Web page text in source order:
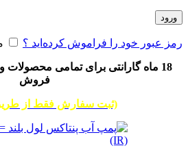
ورود
رمز عبور خود را فراموش کرده‌اید ؟
فروش
(ثبت سفارش فقط از